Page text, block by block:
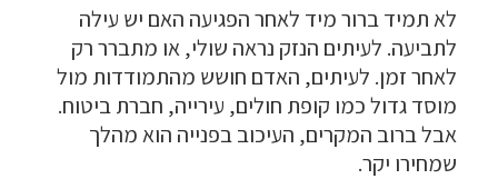
לא תמיד ברור מיד לאחר הפגיעה האם יש עילה
לתביעה. לעיתים הנזק נראה שולי, או מתברר רק
לאחר זמן. לעיתים, האדם חושש מהתמודדות מול
מוסד גדול כמו קופת חולים, עירייה, חברת ביטוח.
אבל ברוב המקרים, העיכוב בפנייה הוא מהלך
שמחירו יקר.